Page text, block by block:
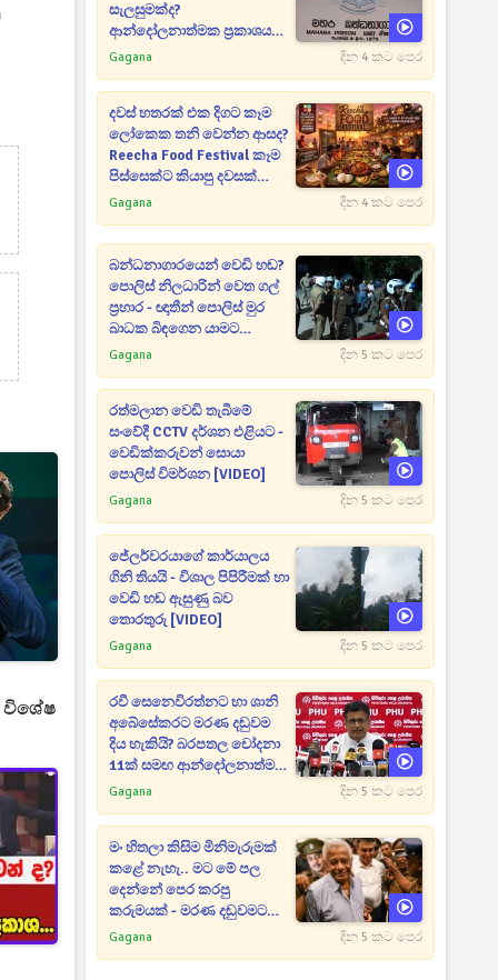
විශේෂ
සැලසුමක්ද?
ආන්දෝලනාත්මක ප්‍රකාශයක්
එළියට [VIDEO]
Gagana දින 4 කට පෙර
දවස් හතරක් එක දිගට කෑම
ලෝකෙක තනි වෙන්න ආසද?
Reecha Food Festival කෑම
පිස්සෙක්ට කියාපු දවසක්
මෙන්න
Gagana දින 4 කට පෙර
බන්ධනාගාරයෙන් වෙඩි හඬ?
පොලිස් නිලධාරින් වෙත ගල්
ප්‍රහාර - ඥාතීන් පොලිස් මුර
බාධක බිඳගෙන යාමට
උත්සාහයක [VIDEO]
Gagana දින 5 කට පෙර
රත්මලාන වෙඩි තැබීමේ
සංවේදී CCTV දර්ශන එළියට -
වෙඩික්කරුවන් සොයා
පොලිස් විමර්ශන [VIDEO]
Gagana දින 5 කට පෙර
ජේලර්වරයාගේ කාර්යාලය
ගිනි තියයි - විශාල පිපිරීමක් හා
වෙඩි හඬ ඇසුණු බව
තොරතුරු [VIDEO]
Gagana දින 5 කට පෙර
රවී සෙනෙවිරත්නට හා ශානි
අබේසේකරට මරණ දඬුවම
දිය හැකියි? බරපතල චෝදනා
11ක් සමඟ ආන්දෝලනාත්මක
ප්‍රකාශයක් [VIDEO]
Gagana දින 5 කට පෙර
මං හිතලා කිසිම මිනිමැරුමක්
කළේ නැහැ.. මට මේ පල
දෙන්නේ පෙර කරපු
කරුමයක් - මරණ දඬුවමට
කළින් කට ඇරපු පූජිත් හඬා
Gagana දින 5 කට පෙර